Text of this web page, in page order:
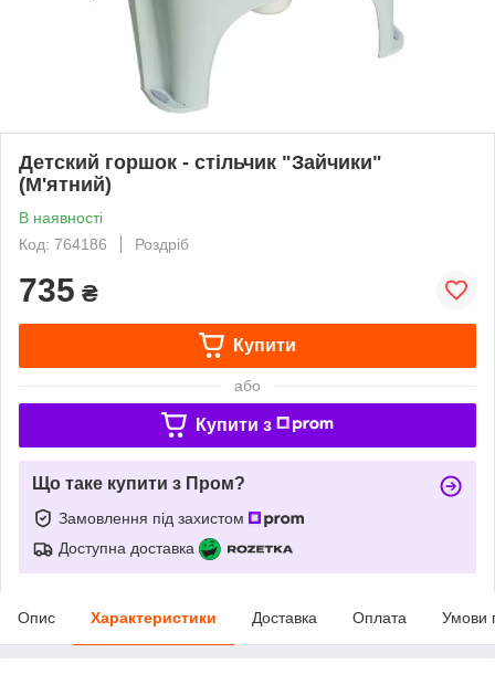
Детский горшок - стільчик "Зайчики"
(М'ятний)
В наявності
Код: 764186
Роздріб
735 ₴
Купити
або
Купити з
Що таке купити з Пром?
Замовлення під захистом
Доступна доставка
Опис Характеристики Доставка Оплата Умови